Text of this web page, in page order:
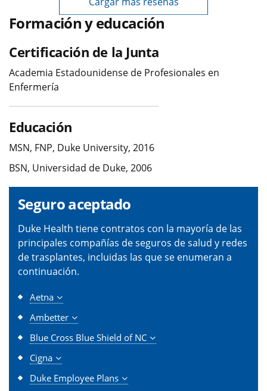
Formación y educación
Certificación de la Junta
Academia Estadounidense de Profesionales en
Enfermería
Educación
MSN, FNP, Duke University, 2016
BSN, Universidad de Duke, 2006
Seguro aceptado
Duke Health tiene contratos con la mayoría de las
principales compañías de seguros de salud y redes
de trasplantes, incluidas las que se enumeran a
continuación.
Aetna
Ambetter
Blue Cross Blue Shield of NC
Cigna
Duke Employee Plans